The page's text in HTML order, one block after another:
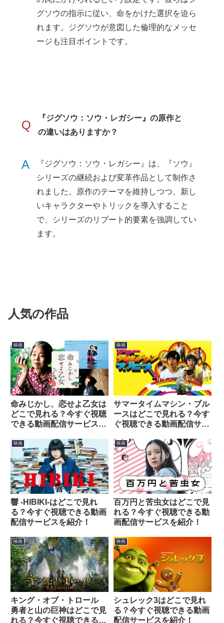
グソウの指示に従い、命をかけた選択を迫ら
れます。ジグソウが意図した倫理的なメッセ
ージも注目ポイントです。
Q
『ジグソウ：ソウ・レガシー』の原作と
の違いはありますか？
A
『ジグソウ：ソウ・レガシー』は、『ソウ』
シリーズの継続および変革作品として制作さ
れました。原作のテーマを維持しつつ、新し
いキャラクターやトリックを導入すること
で、シリーズのリブート的要素を強調してい
ます。
人気の作品
映画
命みじかし、恋せよ乙女は
どこで見れる？今すぐ視聴
できる動画配信サービスを
映画
サマータイムマシン・ブル
ースはどこで見れる？今す
ぐ視聴できる動画配信サー
映画
響 -HIBIKI-はどこで見れ
る？今すぐ視聴できる動画
配信サービスを紹介！
映画
百万円と苦虫女はどこで見
れる？今すぐ視聴できる動
画配信サービスを紹介！
映画
キング・オブ・トロール
勇者と山の巨神はどこで見
れる？今すぐ視聴できる動
映画
シュレック3はどこで見れ
る？今すぐ視聴できる動画
配信サービスを紹介！